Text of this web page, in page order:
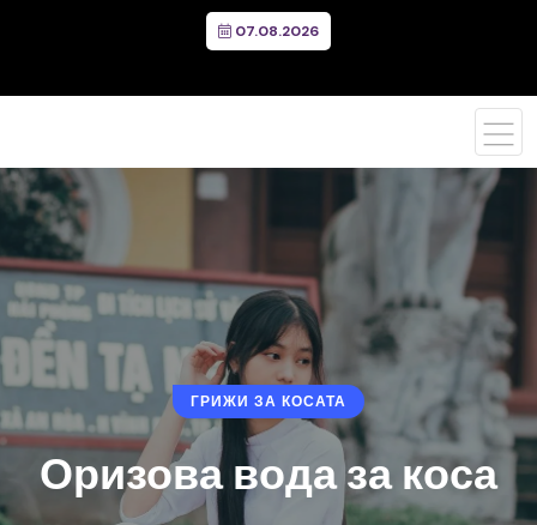
07.08.2026
ГРИЖИ ЗА КОСАТА
Оризова вода за коса